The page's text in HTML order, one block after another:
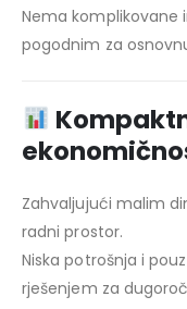
Nema komplikovane
pogodnim za
Zahvaljujući malim
radni prostor.
Niska potrošnja i
rješenjem za